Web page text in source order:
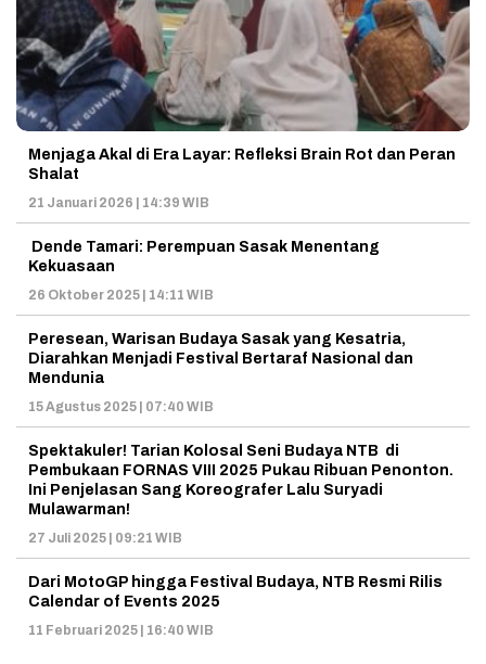
Menjaga Akal di Era Layar: Refleksi Brain Rot dan Peran
Shalat
21 Januari 2026 | 14:39 WIB
Dende Tamari: Perempuan Sasak Menentang
Kekuasaan
26 Oktober 2025 | 14:11 WIB
Peresean, Warisan Budaya Sasak yang Kesatria,
Diarahkan Menjadi Festival Bertaraf Nasional dan
Mendunia
15 Agustus 2025 | 07:40 WIB
Spektakuler! Tarian Kolosal Seni Budaya NTB di
Pembukaan FORNAS VIII 2025 Pukau Ribuan Penonton.
Ini Penjelasan Sang Koreografer Lalu Suryadi
Mulawarman!
27 Juli 2025 | 09:21 WIB
Dari MotoGP hingga Festival Budaya, NTB Resmi Rilis
Calendar of Events 2025
11 Februari 2025 | 16:40 WIB